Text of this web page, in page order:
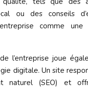
ou des conseils
comme
l’entreprise joue
digitale. Un site
naturel (SEO) et